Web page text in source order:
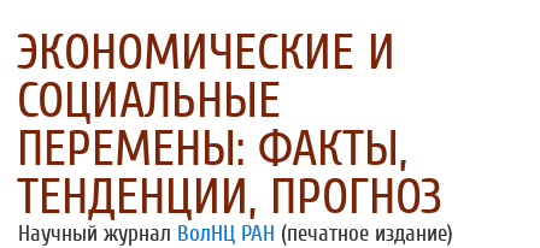
ЭКОНОМИЧЕСКИЕ И
СОЦИАЛЬНЫЕ
ПЕРЕМЕНЫ: ФАКТЫ,
ТЕНДЕНЦИИ, ПРОГНОЗ
Научный журнал ВолНЦ РАН (печатное издание)